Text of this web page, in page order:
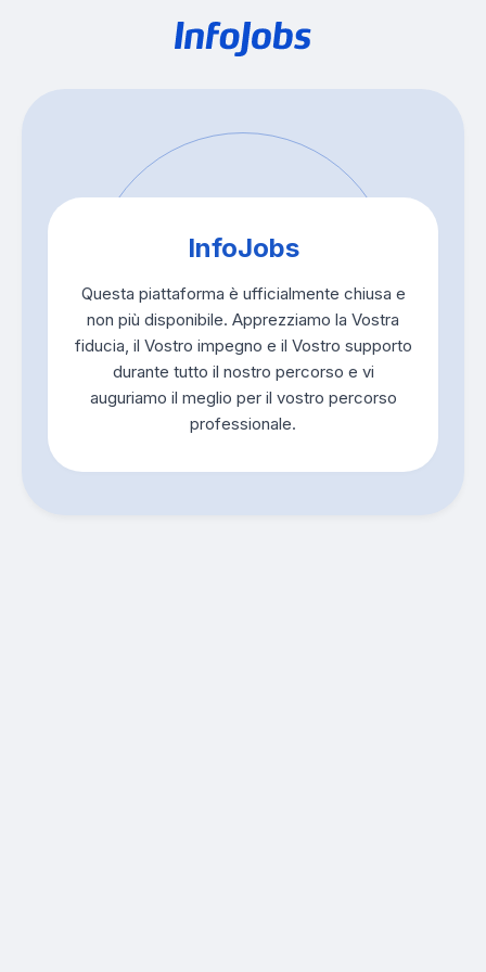
InfoJobs
Questa piattaforma è ufficialmente chiusa e
non più disponibile. Apprezziamo la Vostra
fiducia, il Vostro impegno e il Vostro supporto
durante tutto il nostro percorso e vi
auguriamo il meglio per il vostro percorso
professionale.